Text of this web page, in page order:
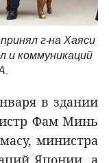
г-на Хаяси
и коммуникаций
в здании
Фам Минь
министра
Японии, а